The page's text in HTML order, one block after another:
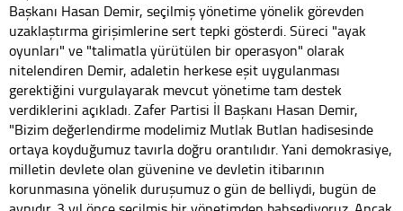
Başkanı Hasan Demir, seçilmiş yönetime yönelik görevden
uzaklaştırma girişimlerine sert tepki gösterdi. Süreci "ayak
oyunları" ve "talimatla yürütülen bir operasyon" olarak
nitelendiren Demir, adaletin herkese eşit uygulanması
gerektiğini vurgulayarak mevcut yönetime tam destek
verdiklerini açıkladı. Zafer Partisi İl Başkanı Hasan Demir,
"Bizim değerlendirme modelimiz Mutlak Butlan hadisesinde
ortaya koyduğumuz tavırla doğru orantılıdır. Yani demokrasiye,
milletin devlete olan güvenine ve devletin itibarının
korunmasına yönelik duruşumuz o gün de belliydi, bugün de